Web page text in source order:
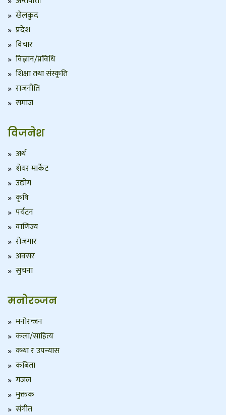
खेलकुद
प्रदेश
विचार
विज्ञान/प्रविधि
शिक्षा तथा संस्कृति
राजनीति
समाज
विजनेश
अर्थ
शेयर मार्केट
उद्योग
कृषि
पर्यटन
वाणिज्य
रोजगार
अवसर
सुचना
मनोरञ्जन
मनोरन्जन
कला/साहित्य
कथा र उपन्यास
कबिता
गजल
मुक्तक
संगीत